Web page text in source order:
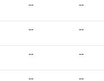
-- --
-- --
-- --
-- --